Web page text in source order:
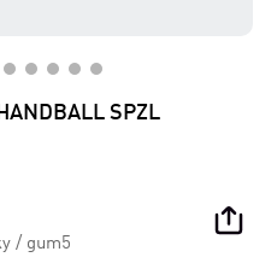
SPZL
/ gum5